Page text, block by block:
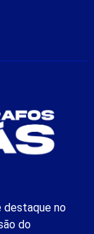
destaque no
do